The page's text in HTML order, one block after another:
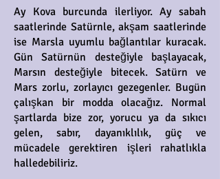
Ay Kova burcunda ilerliyor. Ay sabah
saatlerinde Satürnle, akşam saatlerinde
ise Marsla uyumlu bağlantılar kuracak.
Gün Satürnün desteğiyle başlayacak,
Marsın desteğiyle bitecek. Satürn ve
Mars zorlu, zorlayıcı gezegenler. Bugün
çalışkan bir modda olacağız. Normal
şartlarda bize zor, yorucu ya da sıkıcı
gelen, sabır, dayanıklılık, güç ve
mücadele gerektiren işleri rahatlıkla
halledebiliriz.